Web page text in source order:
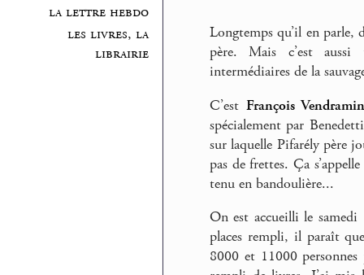
la lettre hebdo
les livres, la
librairie
Longtemps qu’il en parle,
père. Mais c’est
intermédiaires de la
C’est François
spécialement par
sur laquelle Pifarély père
pas de frettes. Ça
tenu en bandoulière...
On est accueilli le
places rempli, il paraît
8000 et 11000